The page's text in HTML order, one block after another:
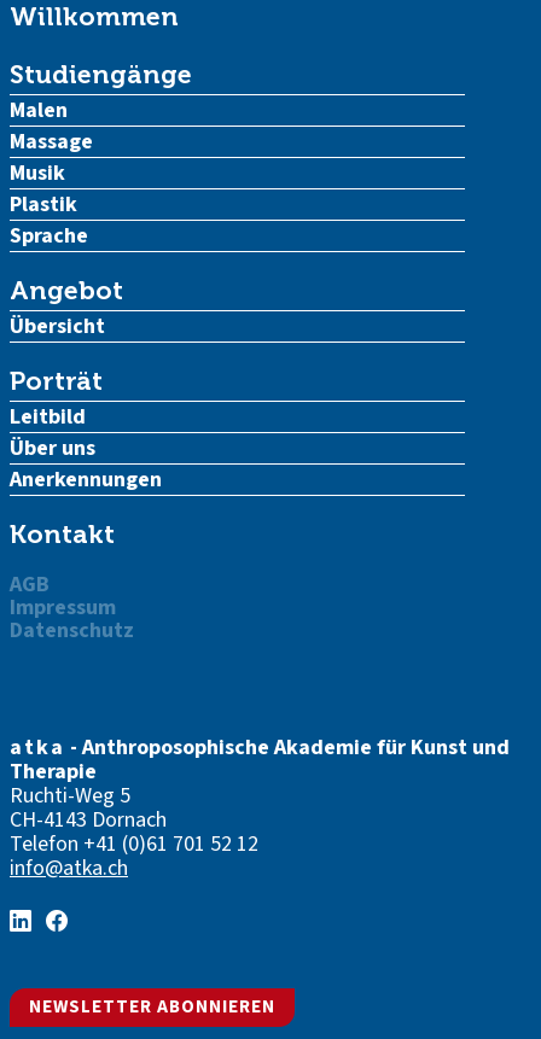
Willkommen
Studiengänge
Malen
Massage
Musik
Plastik
Sprache
Angebot
Übersicht
Porträt
Leitbild
Über uns
Anerkennungen
Kontakt
AGB
Impressum
Datenschutz
atka - Anthroposophische Akademie für Kunst und
Therapie
Ruchti-Weg 5
CH-4143 Dornach
Telefon +41 (0)61 701 52 12
info@atka.ch
NEWSLETTER ABONNIEREN